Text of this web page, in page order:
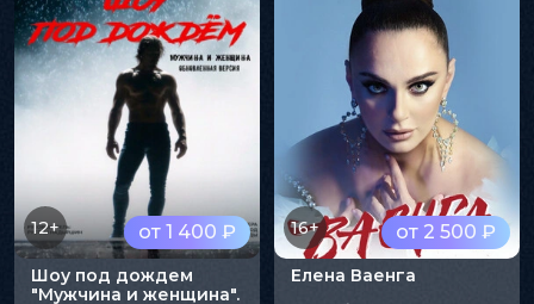
от 1 400 ₽
12+
Шоу под дождем
"Мужчина и женщина".
от 2 500 ₽
16+
Елена Ваенга